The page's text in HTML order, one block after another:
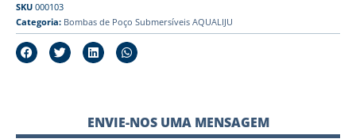
SKU 000103
Categoria: Bombas de Poço Submersíveis AQUALIJU
ENVIE-NOS UMA MENSAGEM